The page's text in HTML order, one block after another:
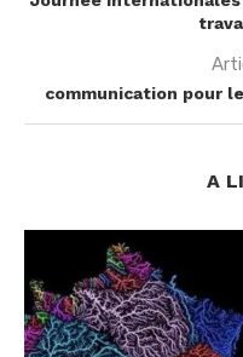
communication pour
A